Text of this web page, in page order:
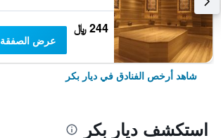
244 ﷼
عرض الصفقة
شاهد أرخص الفنادق في ديار بكر
استكشف ديار بكر